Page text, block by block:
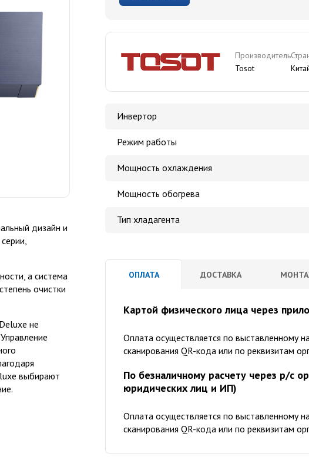
дизайн и
а система
очистки
не
выбирают
Производитель
Tosot
Инвертор
Режим работы
Мощность охлаждения
Мощность обогрева
Тип хладагента
ОПЛАТА ДОСТАВКА
Картой физического лица через
Оплата осуществляется по выставленному
сканирования QR-кода или по реквизитам
По безналичному расчету через р/с
юридических лиц и ИП)
Оплата осуществляется по выставленному
сканирования QR-кода или по реквизитам